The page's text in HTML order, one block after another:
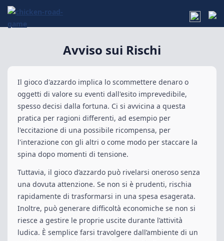
Avviso sui Rischi
Il gioco d'azzardo implica lo scommettere denaro o
oggetti di valore su eventi dall'esito imprevedibile,
spesso decisi dalla fortuna. Ci si avvicina a questa
pratica per ragioni differenti, ad esempio per
l'eccitazione di una possibile ricompensa, per
l'interazione con gli altri o come modo per staccare la
spina dopo momenti di tensione.
Tuttavia, il gioco d’azzardo può rivelarsi oneroso senza
una dovuta attenzione. Se non si è prudenti, rischia
rapidamente di trasformarsi in una spesa esagerata.
Inoltre, può generare difficoltà economiche se non si
riesce a gestire le proprie uscite durante l’attività
ludica. È semplice farsi travolgere dall’ambiente di un